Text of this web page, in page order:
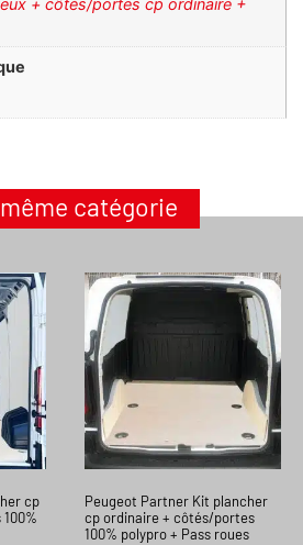
catégorie
cp
Peugeot Partner Kit plancher
cp ordinaire + côtés/portes
100% polypro + Pass roues